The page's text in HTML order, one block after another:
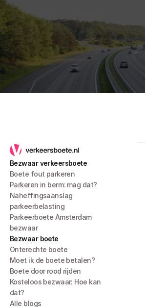
Bezwaar verkeersboete
Boete fout parkeren
Parkeren in berm: mag dat?
Naheffingsaanslag
parkeerbelasting
Parkeerboete Amsterdam
bezwaar
Bezwaar boete
Onterechte boete
Moet ik de boete betalen?
Boete door rood rijden
Kosteloos bezwaar: Hoe kan
dat?
Alle blogs